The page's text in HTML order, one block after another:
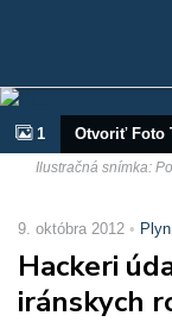
1 Otvoriť Foto
Ilustračná snímka:
9. októbra 2012
Hackeri
iránskych